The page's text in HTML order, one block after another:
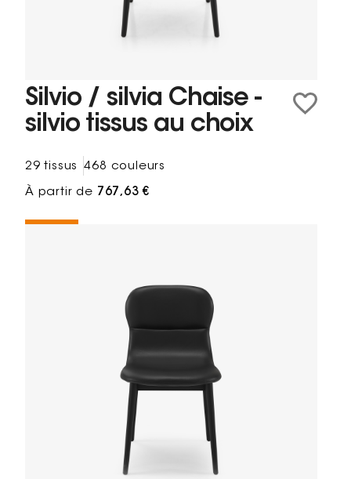
Silvio / silvia Chaise -
silvio tissus au choix
29 tissus 468 couleurs
À partir de 767,63 €